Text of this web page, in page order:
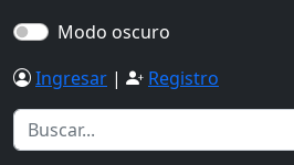
Modo oscuro
Ingresar | Registro